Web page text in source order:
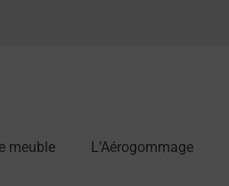
meuble L’Aérogommage